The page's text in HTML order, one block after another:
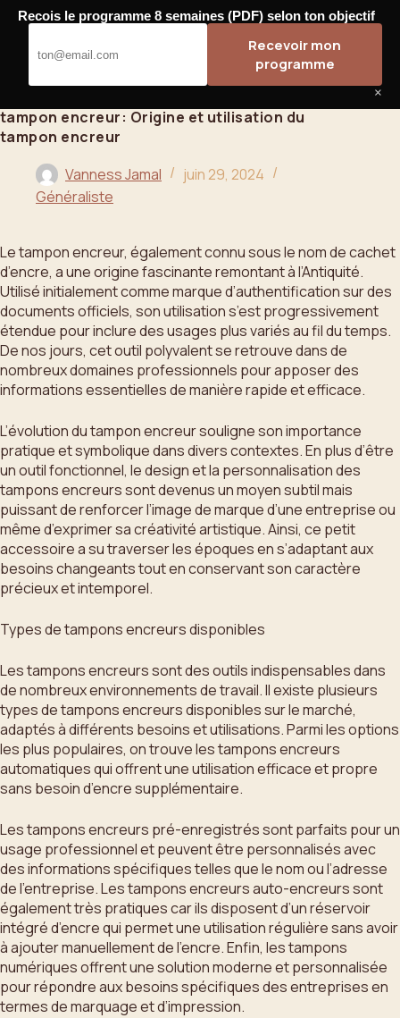
Passer
contenu
Bahoo
tampon encreur: Origine et utilisation du
tampon encreur
Vanness Jamal
juin 29, 2024
Généraliste
Le tampon encreur, également connu sous le nom de cachet
d’encre, a une origine fascinante remontant à l’Antiquité.
Utilisé initialement comme marque d’authentification sur des
documents officiels, son utilisation s’est progressivement
étendue pour inclure des usages plus variés au fil du temps.
De nos jours, cet outil polyvalent se retrouve dans de
nombreux domaines professionnels pour apposer des
informations essentielles de manière rapide et efficace.
L’évolution du tampon encreur souligne son importance
pratique et symbolique dans divers contextes. En plus d’être
un outil fonctionnel, le design et la personnalisation des
tampons encreurs sont devenus un moyen subtil mais
puissant de renforcer l’image de marque d’une entreprise ou
même d’exprimer sa créativité artistique. Ainsi, ce petit
accessoire a su traverser les époques en s’adaptant aux
besoins changeants tout en conservant son caractère
précieux et intemporel.
Types de tampons encreurs disponibles
Les tampons encreurs sont des outils indispensables dans
de nombreux environnements de travail. Il existe plusieurs
types de tampons encreurs disponibles sur le marché,
adaptés à différents besoins et utilisations. Parmi les options
les plus populaires, on trouve les tampons encreurs
automatiques qui offrent une utilisation efficace et propre
sans besoin d’encre supplémentaire.
Les tampons encreurs pré-enregistrés sont parfaits pour un
usage professionnel et peuvent être personnalisés avec
des informations spécifiques telles que le nom ou l’adresse
de l’entreprise. Les tampons encreurs auto-encreurs sont
également très pratiques car ils disposent d’un réservoir
intégré d’encre qui permet une utilisation régulière sans avoir
à ajouter manuellement de l’encre. Enfin, les tampons
numériques offrent une solution moderne et personnalisée
pour répondre aux besoins spécifiques des entreprises en
termes de marquage et d’impression.
Recois le programme 8 semaines (PDF) selon ton objectif
Recevoir mon
programme
×